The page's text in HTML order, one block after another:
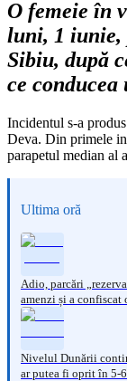
O femeie în
luni, 1 iunie,
Sibiu, după
ce
Incidentul s-a
Deva. Din primele
parapetul median al
Ultima oră
Adio, parcări
amenzi și a confiscat
Nivelul Dunării
ar putea fi oprit în 5-